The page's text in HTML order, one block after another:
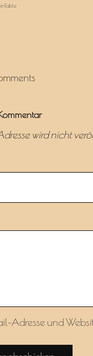
wird nicht
Adresse und